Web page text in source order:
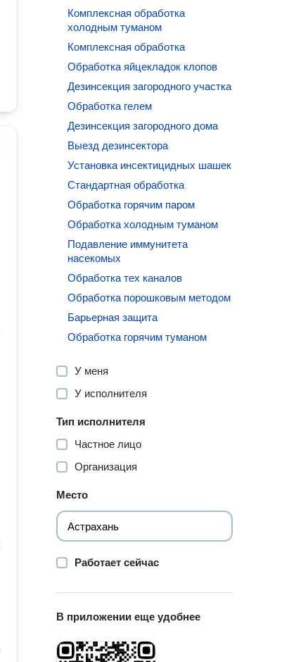
Комплексная обработка
холодным туманом
Комплексная обработка
Обработка яйцекладок клопов
Дезинсекция загородного участка
Обработка гелем
Дезинсекция загородного дома
Выезд дезинсектора
Установка инсектицидных шашек
Cтандартная обработка
Обработка горячим паром
Обработка холодным туманом
Подавление иммунитета
насекомых
Обработка тех каналов
Обработка порошковым методом
Барьерная защита
Обработка горячим туманом
У меня
У исполнителя
Тип исполнителя
Частное лицо
Организация
Место
Работает сейчас
В приложении еще удобнее